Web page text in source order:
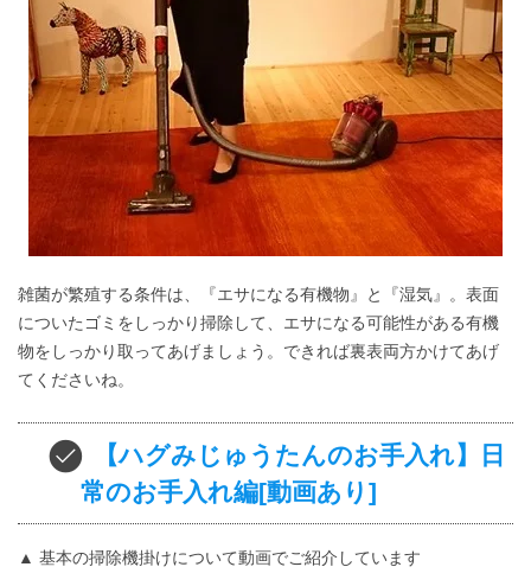
雑菌が繁殖する条件は、『エサになる有機物』と『湿気』。表面
についたゴミをしっかり掃除して、エサになる可能性がある有機
物をしっかり取ってあげましょう。できれば裏表両方かけてあげ
てくださいね。
【ハグみじゅうたんのお手入れ】日
常のお手入れ編[動画あり]
▲ 基本の掃除機掛けについて動画でご紹介しています